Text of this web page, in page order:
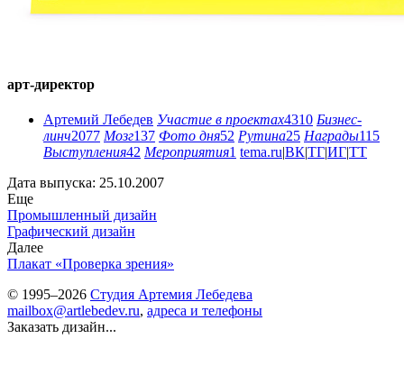
арт-директор
Артемий Лебедев Участие в проектах4310 Бизнес-
линч2077 Мозг137 Фото дня52 Рутина25 Награды115
Выступления42 Мероприятия1 tema.ru|ВК|ТГ|ИГ|ТТ
Дата выпуска: 25.10.2007
Еще
Промышленный дизайн
Графический дизайн
Далее
Плакат «Проверка зрения»
© 1995–2026 Студия Артемия Лебедева
mailbox@artlebedev.ru, адреса и телефоны
Заказать дизайн...